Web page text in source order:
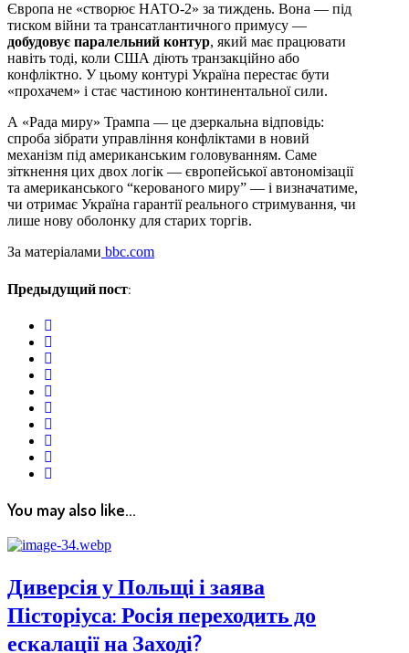
Європа не «створює НАТО-2» за тиждень. Вона — під
тиском війни та трансатлантичного примусу —
добудовує паралельний контур, який має працювати
навіть тоді, коли США діють транзакційно або
конфліктно. У цьому контурі Україна перестає бути
«прохачем» і стає частиною континентальної сили.
А «Рада миру» Трампа — це дзеркальна відповідь:
спроба зібрати управління конфліктами в новий
механізм під американським головуванням. Саме
зіткнення цих двох логік — європейської автономізації
та американського “керованого миру” — і визначатиме,
чи отримає Україна гарантії реального стримування, чи
лише нову оболонку для старих торгів.
За матеріалами bbc.com
Предыдущий пост:
You may also like...
Диверсія у Польщі і заява
Пісторіуса: Росія переходить до
ескалації на Заході?